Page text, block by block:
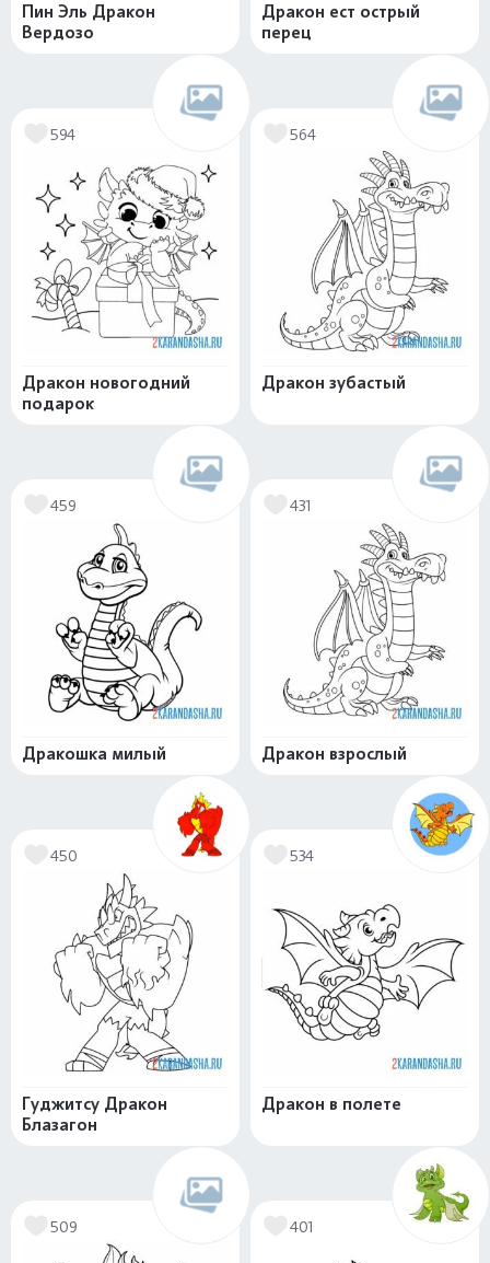
Пин Эль Дракон
Вердозо
Дракон ест острый
перец
594
Дракон новогодний
подарок
564
Дракон зубастый
459
Дракошка милый
431
Дракон взрослый
450
Гуджитсу Дракон
Блазагон
534
Дракон в полете
509 401